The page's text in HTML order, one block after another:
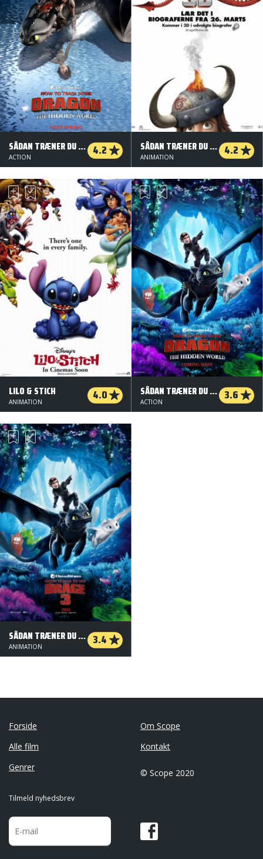
SÅDAN TRÆNER DU DIN DRAGE 3 - ORG.VERS. - 3 D 4.2
ACTION
SÅDAN TRÆNER DU DIN DRAGE 4.2
ANIMATION
LILO & STICH 4.0
ANIMATION
SÅDAN TRÆNER DU DIN DRAGE 3 (ORG. VERSION) 3.6
ACTION
SÅDAN TRÆNER DU DIN DRAGE 3 - 2 D 3.4
ANIMATION
Forside
Alle film
Genrer
Om Scope
Kontakt
© Scope 2020
Tilmeld nyhedsbrev